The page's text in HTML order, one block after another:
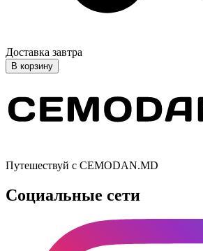
Доставка завтра
В корзину
Путешествуй с CEMODAN.MD
Социальные сети